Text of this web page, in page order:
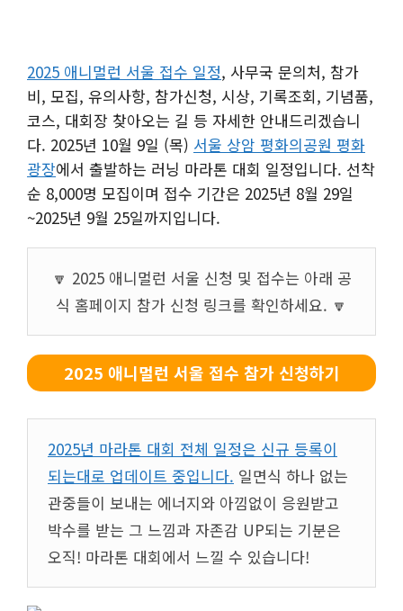
2025 애니멀런 서울 접수 일정, 사무국 문의처, 참가
비, 모집, 유의사항, 참가신청, 시상, 기록조회, 기념품,
코스, 대회장 찾아오는 길 등 자세한 안내드리겠습니
다. 2025년 10월 9일 (목) 서울 상암 평화의공원 평화
광장에서 출발하는 러닝 마라톤 대회 일정입니다. 선착
순 8,000명 모집이며 접수 기간은 2025년 8월 29일
~2025년 9월 25일까지입니다.
🔽 2025 애니멀런 서울 신청 및 접수는 아래 공
식 홈페이지 참가 신청 링크를 확인하세요. 🔽
2025 애니멀런 서울 접수 참가 신청하기
2025년 마라톤 대회 전체 일정은 신규 등록이
되는대로 업데이트 중입니다. 일면식 하나 없는
관중들이 보내는 에너지와 아낌없이 응원받고
박수를 받는 그 느낌과 자존감 UP되는 기분은
오직! 마라톤 대회에서 느낄 수 있습니다!